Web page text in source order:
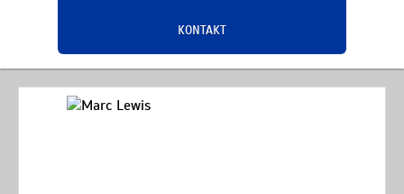
KONTAKT